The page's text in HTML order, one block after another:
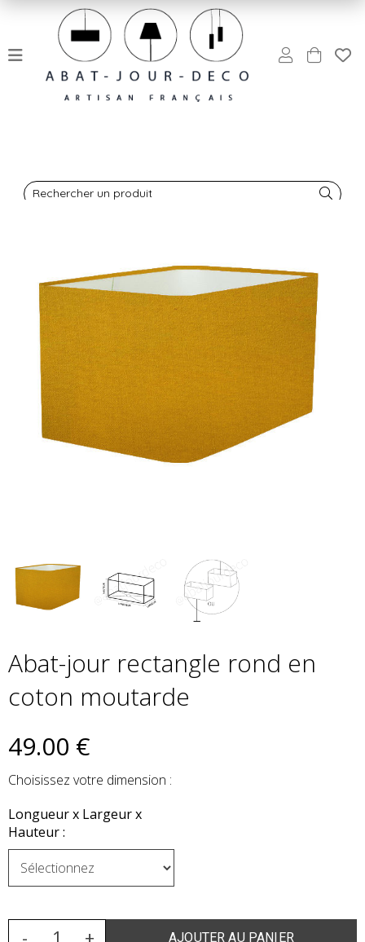
Rechercher un produit
Abat-jour rectangle rond en
coton moutarde
49.00 €
Choisissez votre dimension :
Longueur x Largeur x
Hauteur :